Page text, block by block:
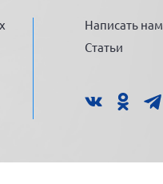
Написать нам
Статьи